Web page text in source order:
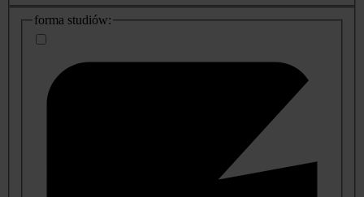
dodatkowe
informacje
forma studiów: